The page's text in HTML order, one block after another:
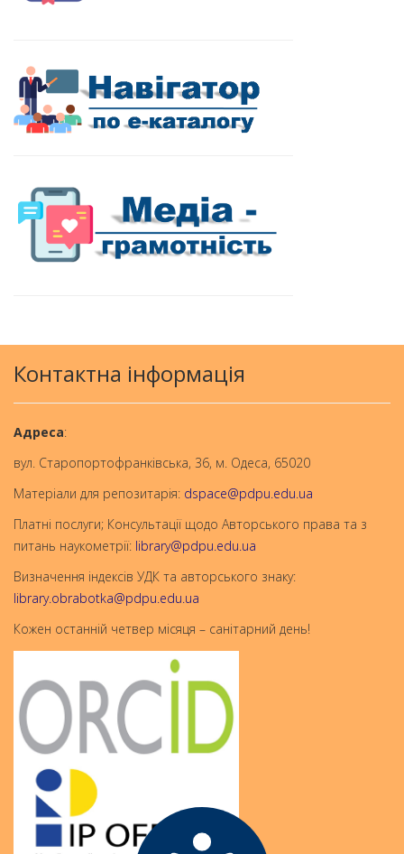
Контактна інформація
Aдреса:
вул. Старопортофранківська, 36, м. Одеса, 65020
Матеріали для репозитарія: dspace@pdpu.edu.ua
Платні послуги; Консультації щодо Авторського права та з
питань наукометрії: library@pdpu.edu.ua
Визначення індексів УДК та авторського знаку:
library.obrabotka@pdpu.edu.ua
Кожен останній четвер місяця – санітарний день!